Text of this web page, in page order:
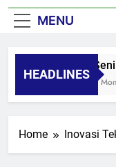
MENU
HEADLINES
8
Home Inovasi